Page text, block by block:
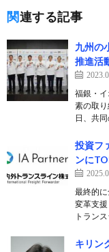
関連する記事
九州の
推進活
福銀・
素の取
日、共
投資フ
ンに
最終的
変革支
トラン
キリン